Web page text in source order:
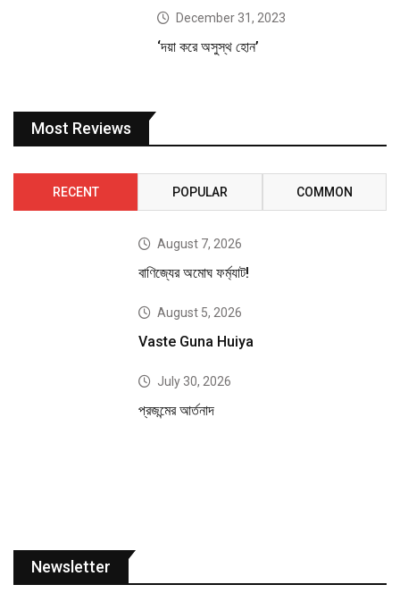
December 31, 2023
‘দয়া করে অসুস্থ হোন’
Most Reviews
RECENT POPULAR COMMON
August 7, 2026
বাণিজ্যের অমোঘ ফর্ম্যাট!
August 5, 2026
Vaste Guna Huiya
July 30, 2026
প্রজন্মের আর্তনাদ
Newsletter